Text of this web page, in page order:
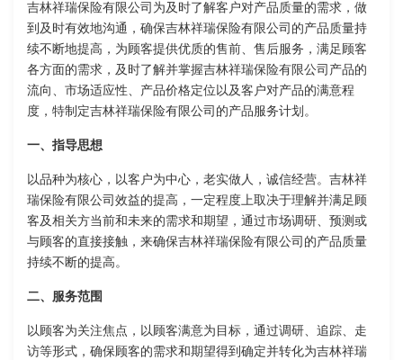
吉林祥瑞保险有限公司为及时了解客户对产品质量的需求，做
到及时有效地沟通，确保吉林祥瑞保险有限公司的产品质量持
续不断地提高，为顾客提供优质的售前、售后服务，满足顾客
各方面的需求，及时了解并掌握吉林祥瑞保险有限公司产品的
流向、市场适应性、产品价格定位以及客户对产品的满意程
度，特制定吉林祥瑞保险有限公司的产品服务计划。
一、指导思想
以品种为核心，以客户为中心，老实做人，诚信经营。吉林祥
瑞保险有限公司效益的提高，一定程度上取决于理解并满足顾
客及相关方当前和未来的需求和期望，通过市场调研、预测或
与顾客的直接接触，来确保吉林祥瑞保险有限公司的产品质量
持续不断的提高。
二、服务范围
以顾客为关注焦点，以顾客满意为目标，通过调研、追踪、走
访等形式，确保顾客的需求和期望得到确定并转化为吉林祥瑞